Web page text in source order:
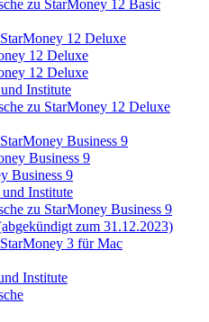
zu StarMoney 12 Basic
12 Deluxe
12 Deluxe
12 Deluxe
Institute
zu StarMoney 12 Deluxe
Business 9
Business 9
Business 9
Institute
zu StarMoney Business 9
zum 31.12.2023)
3 für Mac
Institute